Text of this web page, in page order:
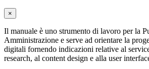
×
Il manuale è uno strumento di lavoro per la
Amministrazione e serve ad orientare la
digitali fornendo indicazioni relative al
research, al content design e alla user